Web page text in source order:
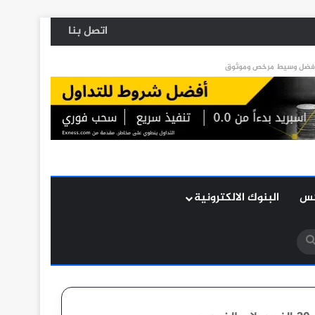
اتصل بنا
البنوك الالكترونية
بحث
عن